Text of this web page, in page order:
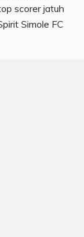
scorer jatuh
Simole FC